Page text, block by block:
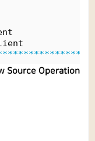
to
Source Operation